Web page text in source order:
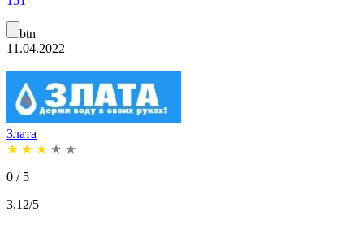
btn
11.04.2022
Злата
★ ★ ★ ★ ★
0 / 5
3.12/5